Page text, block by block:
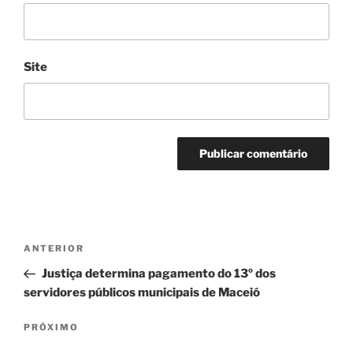
Site
Navegação
Post
Post
anterior
ANTERIOR
Justiça determina pagamento do 13º dos
servidores públicos municipais de Maceió
Próximo
PRÓXIMO